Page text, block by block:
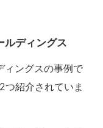
ルディングス
ィングスの事例で
つ紹介されていま